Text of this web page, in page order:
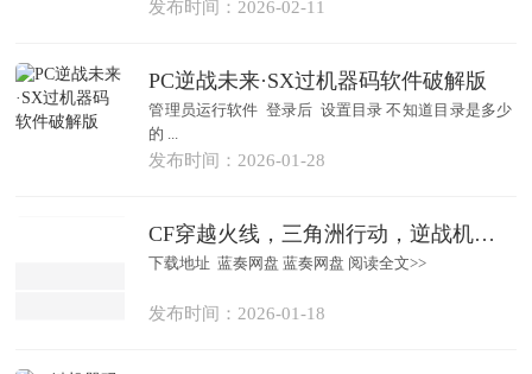
发布时间：2026-02-11
PC逆战未来·SX过机器码软件破解版
管理员运行软件 登录后 设置目录 不知道目录是多少
的 ...
发布时间：2026-01-28
CF穿越火线，三角洲行动，逆战机器码修改软件！一键修改
下载地址 蓝奏网盘 蓝奏网盘 阅读全文>>
发布时间：2026-01-18